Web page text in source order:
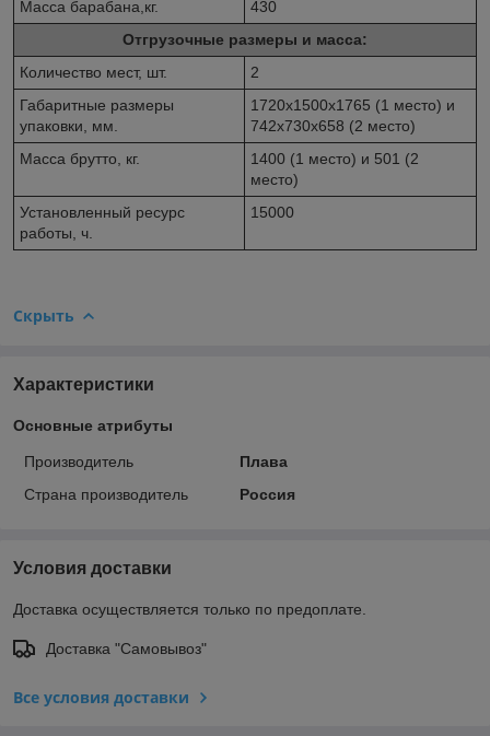
Масса барабана,кг.
430
Отгрузочные размеры и масса:
Количество мест, шт.
2
Габаритные размеры
упаковки, мм.
1720x1500x1765 (1 место) и
742х730х658 (2 место)
Масса брутто, кг.
1400 (1 место) и 501 (2
место)
Установленный ресурс
работы, ч.
15000
Скрыть
Характеристики
Основные атрибуты
Производитель
Плава
Страна производитель
Россия
Условия доставки
Доставка осуществляется только по предоплате.
Доставка "Самовывоз"
Все условия доставки